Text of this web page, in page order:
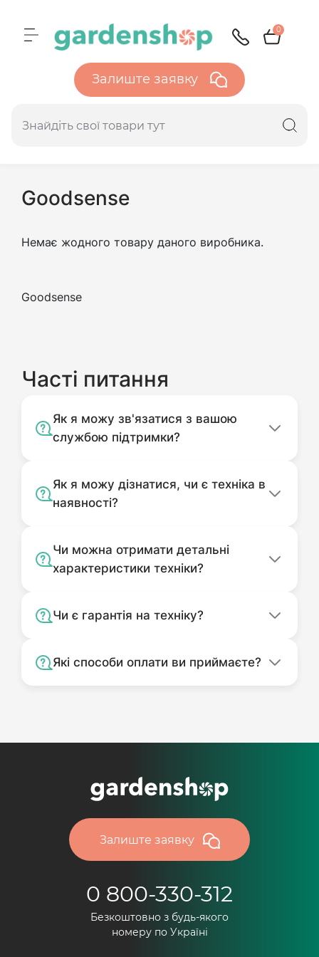
0
Залиште заявку
Goodsense
Немає жодного товару даного виробника.
Goodsense
Часті питання
Як я можу зв'язатися з вашою
службою підтримки?
Як я можу дізнатися, чи є техніка в
наявності?
Чи можна отримати детальні
характеристики техніки?
Чи є гарантія на техніку?
Які способи оплати ви приймаєте?
Залиште заявку
0 800-330-312
Безкоштовно з будь-якого
номеру по Україні